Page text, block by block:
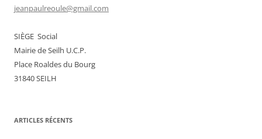
jeanpaulreoule@gmail.com
SIÈGE Social
Mairie de Seilh U.C.P.
Place Roaldes du Bourg
31840 SEILH
ARTICLES RÉCENTS